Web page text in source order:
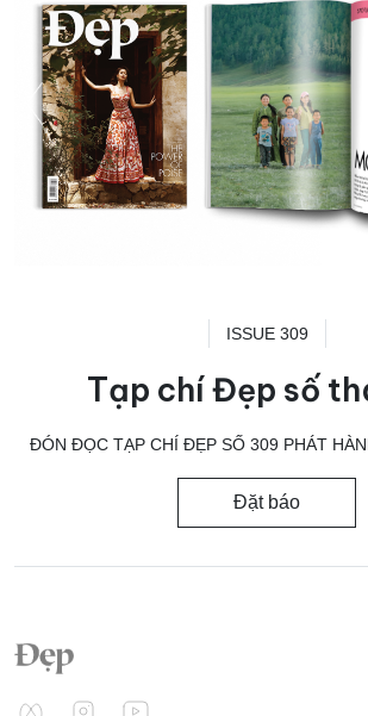
ISSUE 309
Tạp chí Đẹp số
ĐÓN ĐỌC TẠP CHÍ ĐẸP SỐ 309 PHÁT
Đặt báo